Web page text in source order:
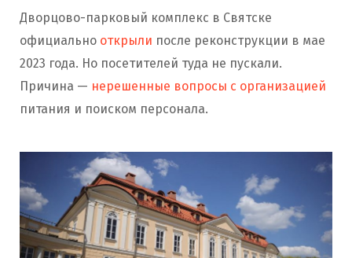
Дворцово-парковый комплекс в Святске
официально открыли после реконструкции в мае
2023 года. Но посетителей туда не пускали.
Причина — нерешенные вопросы с организацией
питания и поиском персонала.